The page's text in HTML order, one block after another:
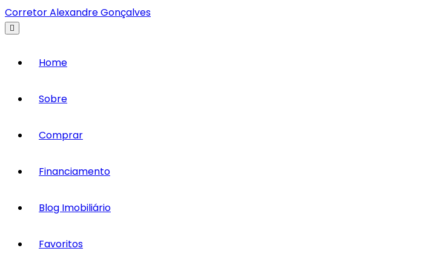
Corretor Alexandre Gonçalves
Home
Sobre
Comprar
Financiamento
Blog Imobiliário
Favoritos